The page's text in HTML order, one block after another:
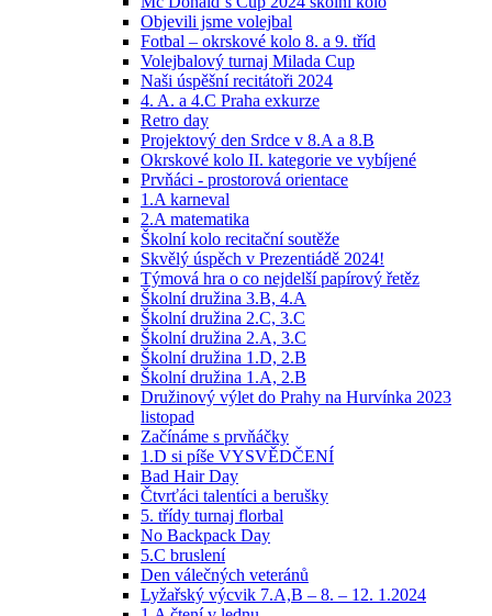
Objevili jsme volejbal
Fotbal – okrskové kolo 8. a 9. tříd
Volejbalový turnaj Milada Cup
Naši úspěšní recitátoři 2024
4. A. a 4.C Praha exkurze
Retro day
Projektový den Srdce v 8.A a 8.B
Okrskové kolo II. kategorie ve vybíjené
Prvňáci - prostorová orientace
1.A karneval
2.A matematika
Školní kolo recitační soutěže
Skvělý úspěch v Prezentiádě 2024!
Týmová hra o co nejdelší papírový řetěz
Školní družina 3.B, 4.A
Školní družina 2.C, 3.C
Školní družina 2.A, 3.C
Školní družina 1.D, 2.B
Školní družina 1.A, 2.B
Družinový výlet do Prahy na Hurvínka 2023
listopad
Začínáme s prvňáčky
1.D si píše VYSVĚDČENÍ
Bad Hair Day
Čtvrťáci talentíci a berušky
5. třídy turnaj florbal
No Backpack Day
5.C bruslení
Den válečných veteránů
Lyžařský výcvik 7.A,B – 8. – 12. 1.2024